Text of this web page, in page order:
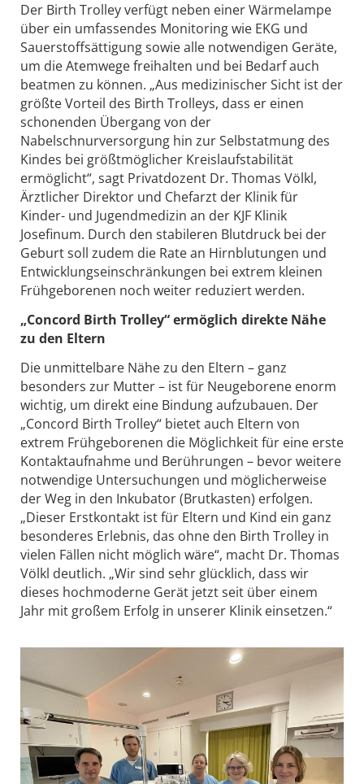
Der Birth Trolley verfügt neben einer Wärmelampe
über ein umfassendes Monitoring wie EKG und
Sauerstoffsättigung sowie alle notwendigen Geräte,
um die Atemwege freihalten und bei Bedarf auch
beatmen zu können. „Aus medizinischer Sicht ist der
größte Vorteil des Birth Trolleys, dass er einen
schonenden Übergang von der
Nabelschnurversorgung hin zur Selbstatmung des
Kindes bei größtmöglicher Kreislaufstabilität
ermöglicht“, sagt Privatdozent Dr. Thomas Völkl,
Ärztlicher Direktor und Chefarzt der Klinik für
Kinder- und Jugendmedizin an der KJF Klinik
Josefinum. Durch den stabileren Blutdruck bei der
Geburt soll zudem die Rate an Hirnblutungen und
Entwicklungseinschränkungen bei extrem kleinen
Frühgeborenen noch weiter reduziert werden.
„Concord Birth Trolley“ ermöglich direkte Nähe
zu den Eltern
Die unmittelbare Nähe zu den Eltern – ganz
besonders zur Mutter – ist für Neugeborene enorm
wichtig, um direkt eine Bindung aufzubauen. Der
„Concord Birth Trolley“ bietet auch Eltern von
extrem Frühgeborenen die Möglichkeit für eine erste
Kontaktaufnahme und Berührungen – bevor weitere
notwendige Untersuchungen und möglicherweise
der Weg in den Inkubator (Brutkasten) erfolgen.
„Dieser Erstkontakt ist für Eltern und Kind ein ganz
besonderes Erlebnis, das ohne den Birth Trolley in
vielen Fällen nicht möglich wäre“, macht Dr. Thomas
Völkl deutlich. „Wir sind sehr glücklich, dass wir
dieses hochmoderne Gerät jetzt seit über einem
Jahr mit großem Erfolg in unserer Klinik einsetzen.“